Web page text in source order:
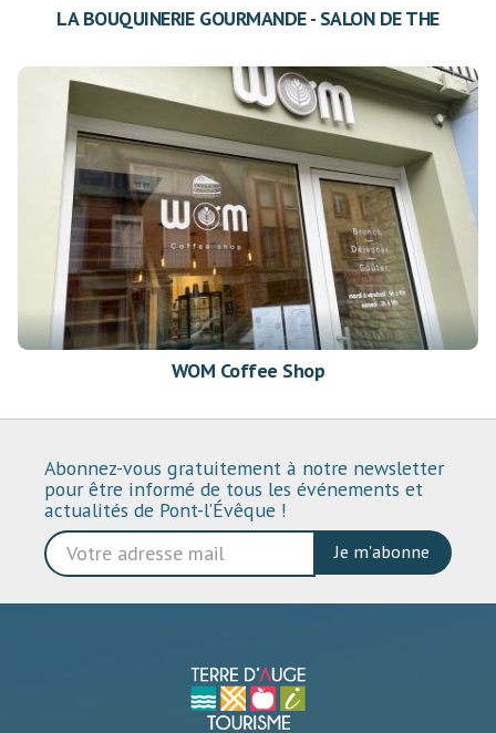
LA BOUQUINERIE GOURMANDE - SALON DE THE
WOM Coffee Shop
Abonnez-vous gratuitement à notre newsletter
pour être informé de tous les événements et
actualités de Pont-l’Évêque !
Je m'abonne